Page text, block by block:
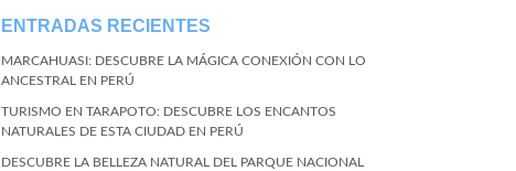
ENTRADAS RECIENTES
MARCAHUASI: DESCUBRE LA MÁGICA CONEXIÓN CON LO
ANCESTRAL EN PERÚ
TURISMO EN TARAPOTO: DESCUBRE LOS ENCANTOS
NATURALES DE ESTA CIUDAD EN PERÚ
DESCUBRE LA BELLEZA NATURAL DEL PARQUE NACIONAL